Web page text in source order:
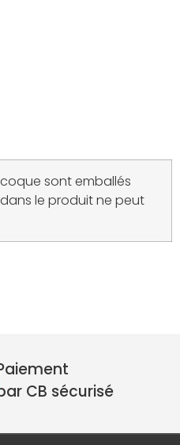
sont emballés
le produit ne peut
CB sécurisé